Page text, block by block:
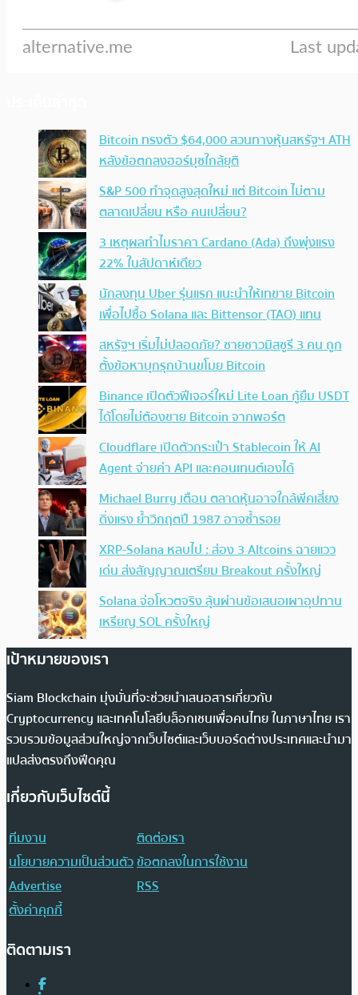
Bitcoin ทรงตัว $64,000 สวนทางหุ้นสหรัฐฯ ATH
หลังข้อตกลงฮอร์มุซใกล้ยุติ
S&P 500 ทำจุดสูงสุดใหม่ แต่ Bitcoin ไม่ตาม
ตลาดเปลี่ยน หรือ คนเปลี่ยน?
3 เหตุผลทำไมราคา Cardano (Ada) ถึงพุ่งแรง
22% ในสัปดาห์เดียว
นักลงทุน Uber รุ่นแรก แนะนำให้เทขาย Bitcoin
เพื่อไปซื้อ Solana และ Bittensor (TAO) แทน
สหรัฐฯ เริ่มไม่ปลอดภัย? ชายชาวมิสซูรี 3 คน ถูก
ตั้งข้อหาบุกรุกบ้านขโมย Bitcoin
Binance เปิดตัวฟีเจอร์ใหม่ Lite Loan กู้ยืม USDT
ได้โดยไม่ต้องขาย Bitcoin จากพอร์ต
Cloudflare เปิดตัวกระเป๋า Stablecoin ให้ AI
Agent จ่ายค่า API และคอนเทนต์เองได้
Michael Burry เตือน ตลาดหุ้นอาจใกล้พีคเสี่ยง
ดิ่งแรง ย้ำวิกฤตปี 1987 อาจซ้ำรอย
XRP-Solana หลบไป : ส่อง 3 Altcoins ฉายแวว
เด่น ส่งสัญญาณเตรียม Breakout ครั้งใหญ่
Solana จ่อโหวตจริง ลุ้นผ่านข้อเสนอเผาอุปทาน
เหรียญ SOL ครั้งใหญ่
เป้าหมายของเรา
Siam Blockchain มุ่งมั่นที่จะช่วยนำเสนอสารเกี่ยวกับ
Cryptocurrency และเทคโนโลยีบล็อกเชนเพื่อคนไทย ในภาษาไทย เรา
รวบรวมข้อมูลส่วนใหญ่จากเว็บไซต์และเว็บบอร์ดต่างประเทศและนำมา
แปลส่งตรงถึงฟีดคุณ
เกี่ยวกับเว็บไซต์นี้
ทีมงาน
ติดต่อเรา
นโยบายความเป็นส่วนตัวข้อตกลงในการใช้งาน
Advertise
RSS
ตั้งค่าคุกกี้
ติดตามเรา